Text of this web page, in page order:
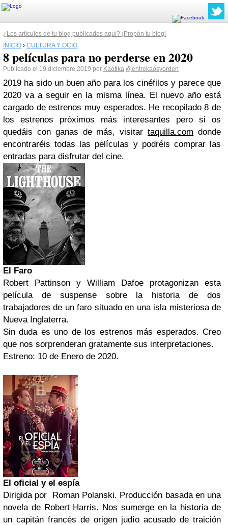
¿Los artículos de tu blog publicados aquí? ¡Propón tu blog!
INICIO › CULTURA Y OCIO
8 películas para no perderse en 2020
Publicado el 19 diciembre 2019 por Kaotika @entrekaosyorden
2019 ha sido un buen año para los cinéfilos y parece que
2020 va a seguir en la misma línea. El nuevo año está
cargado de estrenos muy esperados. He recopilado 8 de
los estrenos próximos más interesantes pero si os
quedáis con ganas de más, visitartaquilla.com donde
encontraréis todas las películas y podréis comprar las
entradas para disfrutar del cine.
El Faro
Robert Pattinson y William Dafoe protagonizan esta
película de suspense sobre la historia de dos
trabajadores de un faro situado en una isla misteriosa de
Nueva Inglaterra.
Sin duda es uno de los estrenos más esperados. Creo
que nos sorprenderan gratamente sus interpretaciones.
Estreno: 10 de Enero de 2020.
El oficial y el espía
Dirigida por Roman Polanski. Producción basada en una
novela de Robert Harris. Nos sumerge en la historia de
un capitán francés de origen judío acusado de traición